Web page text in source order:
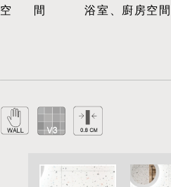
空間 浴室、廚房空間